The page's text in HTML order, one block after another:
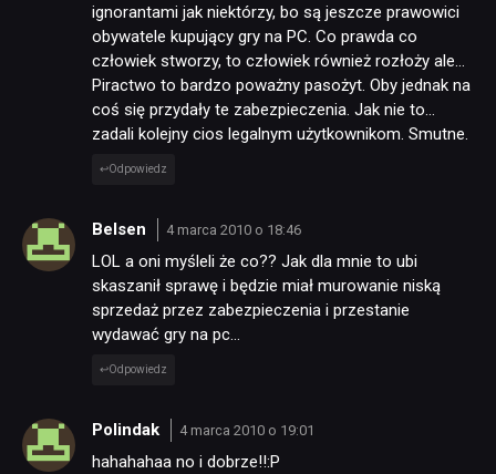
ignorantami jak niektórzy, bo są jeszcze prawowici
obywatele kupujący gry na PC. Co prawda co
człowiek stworzy, to człowiek również rozłoży ale…
Piractwo to bardzo poważny pasożyt. Oby jednak na
coś się przydały te zabezpieczenia. Jak nie to…
zadali kolejny cios legalnym użytkownikom. Smutne.
Odpowiedz
Belsen 4 marca 2010 o 18:46
LOL a oni myśleli że co?? Jak dla mnie to ubi
skaszanił sprawę i będzie miał murowanie niską
sprzedaż przez zabezpieczenia i przestanie
wydawać gry na pc…
Odpowiedz
Polindak 4 marca 2010 o 19:01
hahahahaa no i dobrze!!:P